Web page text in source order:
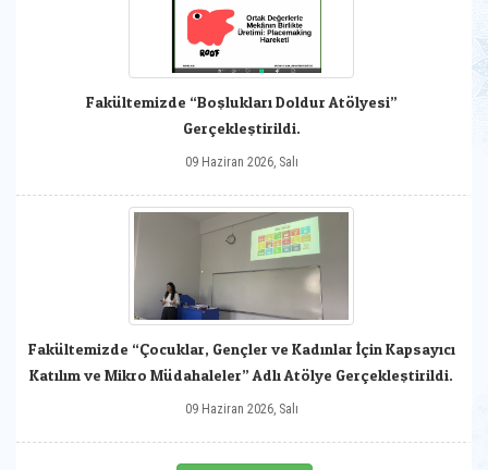
Fakültemizde “Boşlukları Doldur Atölyesi”
Gerçekleştirildi.
09 Haziran 2026, Salı
Fakültemizde “Çocuklar, Gençler ve Kadınlar İçin Kapsayıcı
Katılım ve Mikro Müdahaleler” Adlı Atölye Gerçekleştirildi.
09 Haziran 2026, Salı